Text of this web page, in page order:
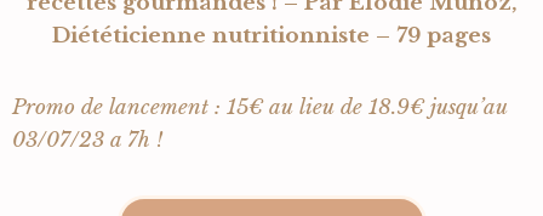
Diététicienne nutritionniste – 79 pages
Promo de lancement : 15€ au lieu de 18.9€ jusqu’au
03/07/23 a 7h !